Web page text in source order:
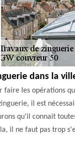
dans la
faire les opérations
il est
qu'il connait
il ne faut pas trop